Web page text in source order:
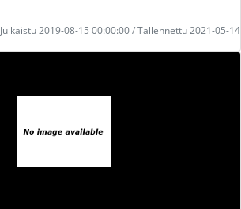
Julkaistu 2019-08-15 00:00:00 / Tallennettu 2021-05-14